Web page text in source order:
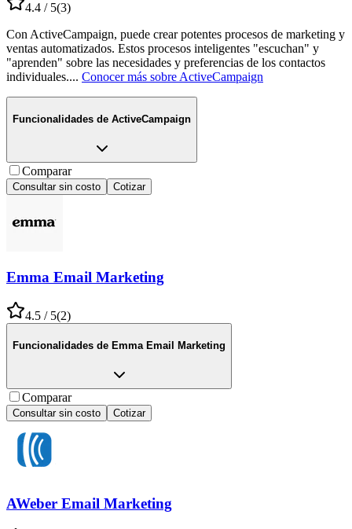
4.4 / 5(3)
Con ActiveCampaign, puede crear potentes procesos de marketing y
ventas automatizados. Estos procesos inteligentes "escuchan" y
"aprenden" sobre las necesidades y preferencias de los contactos
individuales.... Conocer más sobre ActiveCampaign
Funcionalidades de ActiveCampaign
Comparar
Consultar sin costo Cotizar
Emma Email Marketing
4.5 / 5(2)
Funcionalidades de Emma Email Marketing
Comparar
Consultar sin costo Cotizar
AWeber Email Marketing